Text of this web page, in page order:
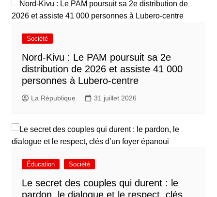
Société
Nord-Kivu : Le PAM poursuit sa 2e
distribution de 2026 et assiste 41 000
personnes à Lubero-centre
La République 31 juillet 2026
Éducation Société
Le secret des couples qui durent : le
pardon, le dialogue et le respect, clés